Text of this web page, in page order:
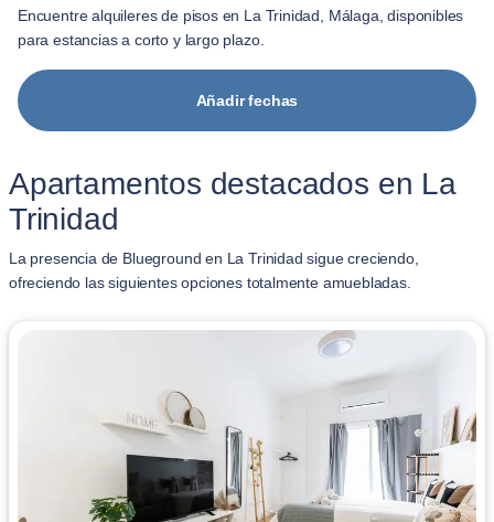
Encuentre alquileres de pisos en La Trinidad, Málaga, disponibles
para estancias a corto y largo plazo.
Añadir fechas
Apartamentos destacados en La
Trinidad
La presencia de Blueground en La Trinidad sigue creciendo,
ofreciendo las siguientes opciones totalmente amuebladas.